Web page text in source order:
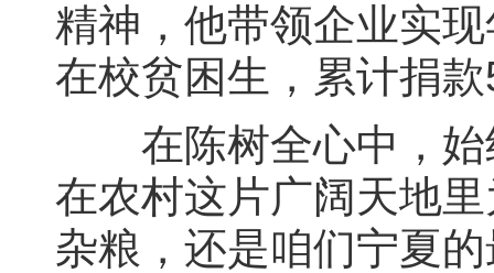
精神，他带领企业实
在校贫困生，累计捐
在陈树全心中，始
在农村这片广阔天地
杂粮，还是咱们宁夏